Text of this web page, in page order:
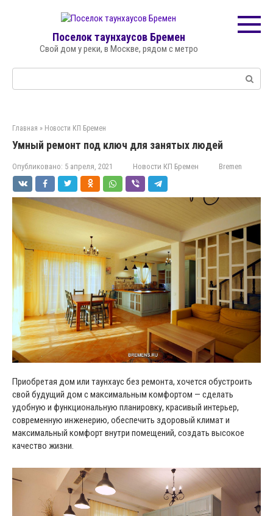
Поселок таунхаусов Бремен
Свой дом у реки, в Москве, рядом с метро
Главная » Новости КП Бремен
Умный ремонт под ключ для занятых людей
Опубликовано: 5 апреля, 2021 Новости КП Бремен Bremen
Приобретая дом или таунхаус без ремонта, хочется обустроить
свой будущий дом с максимальным комфортом — сделать
удобную и функциональную планировку, красивый интерьер,
современную инженерию, обеспечить здоровый климат и
максимальный комфорт внутри помещений, создать высокое
качество жизни.